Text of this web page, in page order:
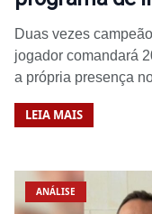
Duas vezes
jogador comandará
a própria presença
LEIA MAIS
ANÁLISE